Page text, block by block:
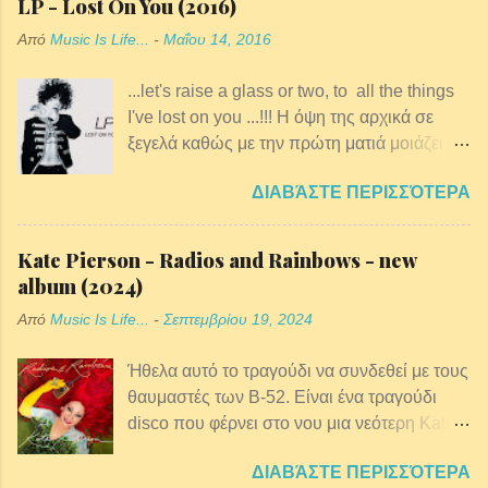
μ’ ένα πιάνο, παίζοντας σε όλη την Έλλάδα,
σε μαγαζιά και σε καλοκαιρινές συναυλίες.
είναι από τη λέξη άρθρο, που είναι το άρθρο
5 του συντάγματος, και λέει ότι «στην
ίσοι, ανεξάρτητα από χρώμα, φυλή,
καταγωγή, θρησκευτικά πιστεύω, κοινωνικό
στάτους, κλπ.».
LP - Lost On You (2016)
Από Music Is Life... - Μαΐου 14, 2016
...let's raise a glass or two, to all the things
I've lost on you ...!!! Η όψη της αρχικά σε
ξεγελά καθώς με την πρώτη ματιά μοιάζει με
είναι μικροκαμωμένη και νευρική. Η φωνή
της όμως προδίδει αμέσως την ταυτότητα
της. Πρόκειται για την 34χρονη Laura
Pergolizzi, που έγινε γνωστή με το
καλλιτεχνικό όνομά της, LP. Η LP γεννήθηκε
στο Long Island της Νέας Υόρκης και
ΔΙΑΒΆΣΤΕ ΠΕΡΙΣΣΌΤΕΡΑ
Kate Pierson - Radios and Rainbows - new
album (2024)
Από Music Is Life... - Σεπτεμβρίου 19, 2024
Ήθελα αυτό το τραγούδι να συνδεθεί με τους
θαυμαστές των B-52. Είναι ένα τραγούδι
disco που φέρνει στο νου μια νεότερη Kate
club. Με πάει πίσω στο παρελθόν μου στο
ΔΙΑΒΆΣΤΕ ΠΕΡΙΣΣΌΤΕΡΑ